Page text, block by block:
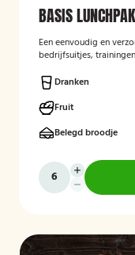
BASIS
Een eenvoudig en
bedrijfsuitjes,
lunch voor onderweg of
Dranken
Fruit
Belegd broodje